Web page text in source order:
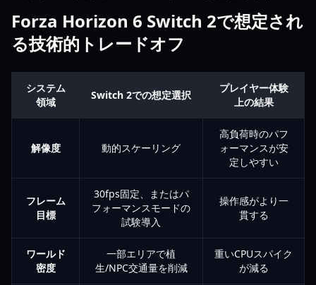
Forza Horizon 6 Switch 2で想定され
る技術的トレードオフ
システム
領域
Switch 2での想定選択
プレイヤー体験
上の結果
解像度 動的スケーリング
高負荷時のパフ
ォーマンスが安
定しやすい
フレーム
目標
30fps固定、またはパ
フォーマンスモードの
試験導入
操作感がより一
貫する
ワールド
密度
一部エリアで植
生/NPC交通量を削減
重いCPUスパイク
が減る